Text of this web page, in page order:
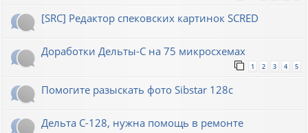
[SRC] Редактор спековских картинок SCRED
Доработки Дельты-С на 75 микросхемах
1 2 3 4 5
Помогите разыскать фото Sibstar 128с
Дельта С-128, нужна помощь в ремонте